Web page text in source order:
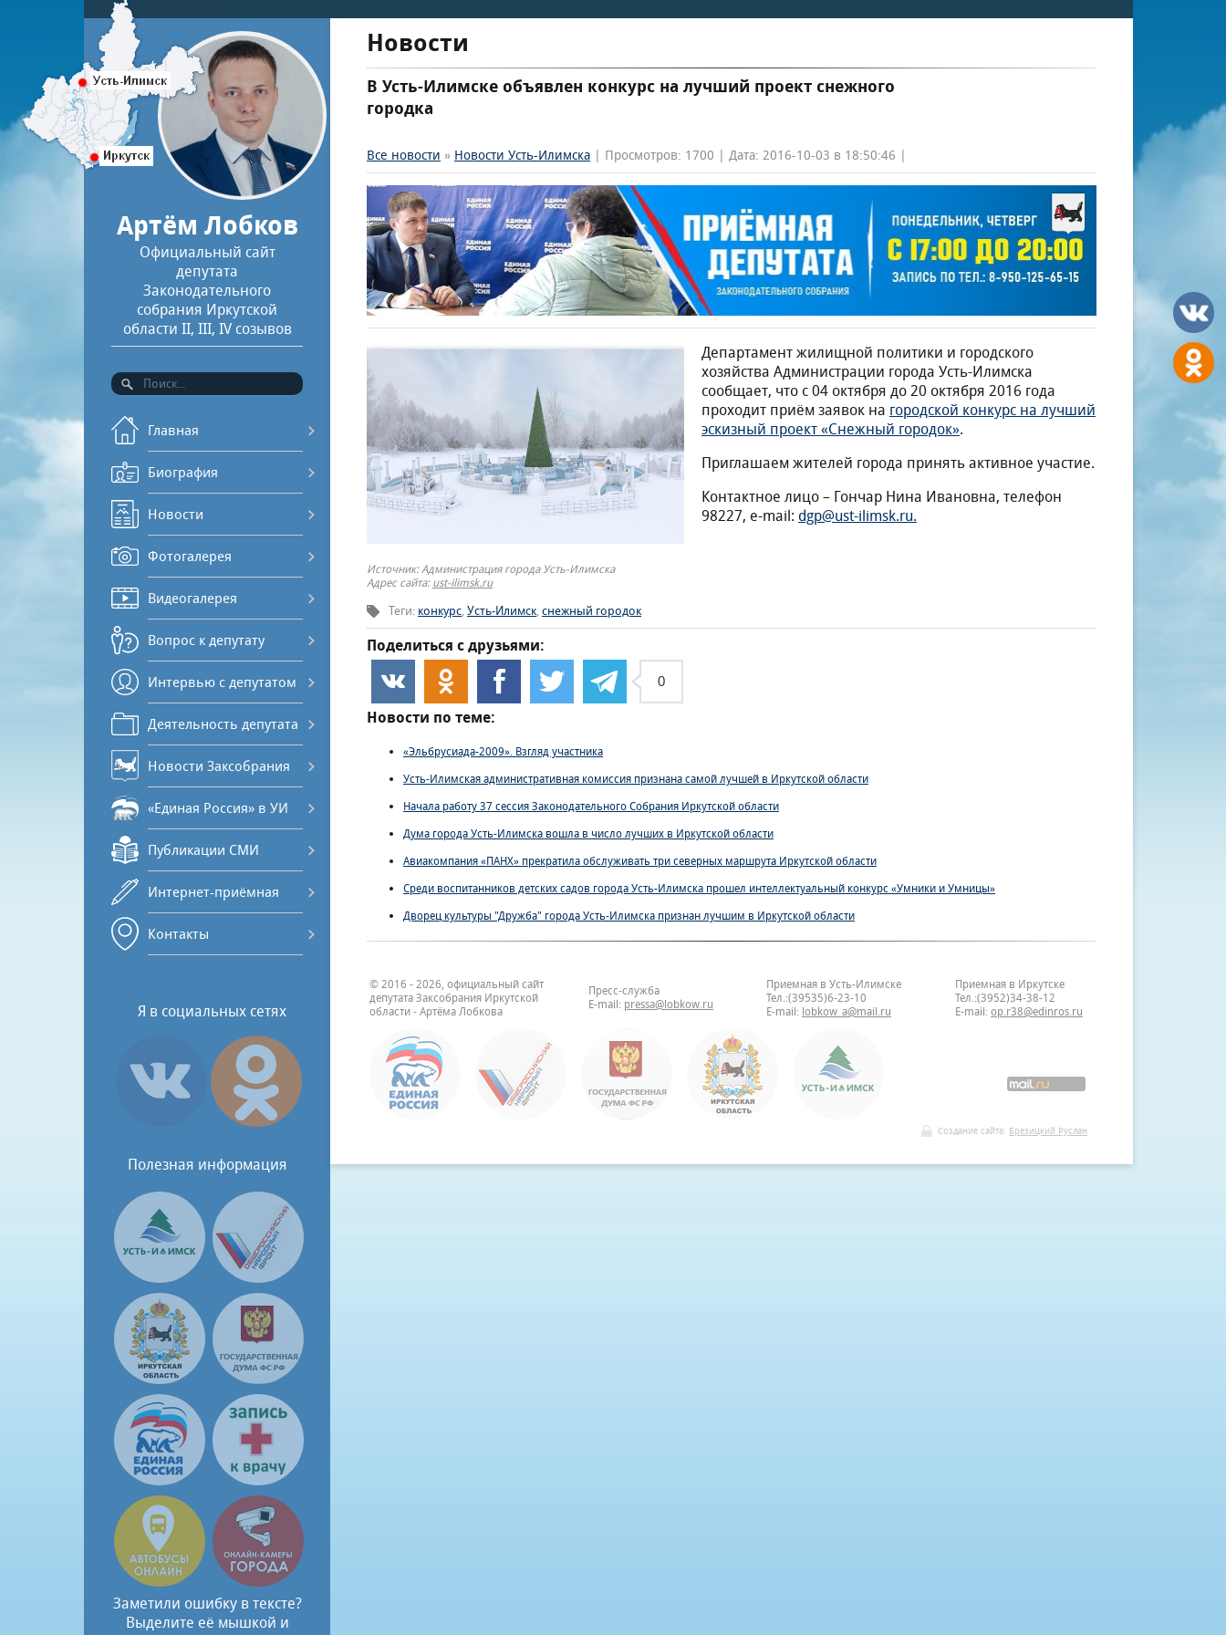
Артём Лобков
Официальный сайт
депутата
Законодательного
собрания Иркутской
области II, III, IV созывов
Главная
Биография
Новости
Фотогалерея
Видеогалерея
Вопрос к депутату
Интервью с депутатом
Деятельность депутата
Новости Заксобрания
«Единая Россия» в УИ
Публикации СМИ
Интернет-приёмная
Контакты
Я в социальных сетях
Полезная информация
Заметили ошибку в тексте?
Выделите её мышкой и
Новости
В Усть-Илимске объявлен конкурс на лучший проект снежного
городка
Все новости » Новости Усть-Илимска | Просмотров: 1700 | Дата: 2016-10-03 в 18:50:46 |
Департамент жилищной политики и городского
хозяйства Администрации города Усть-Илимска
сообщает, что с 04 октября до 20 октября 2016 года
проходит приём заявок на городской конкурс на лучший
эскизный проект «Снежный городок».
Приглашаем жителей города принять активное участие.
Контактное лицо – Гончар Нина Ивановна, телефон
98227, e-mail: dgp@ust-ilimsk.ru.
Источник: Администрация города Усть-Илимска
Адрес сайта: ust-ilimsk.ru
Теги: конкурс,Усть-Илимск,снежный городок
Поделиться с друзьями:
0
Новости по теме:
«Эльбрусиада-2009». Взгляд участника
Усть-Илимская административная комиссия признана самой лучшей в Иркутской области
Начала работу 37 сессия Законодательного Собрания Иркутской области
Дума города Усть-Илимска вошла в число лучших в Иркутской области
Авиакомпания «ПАНХ» прекратила обслуживать три северных маршрута Иркутской области
Среди воспитанников детских садов города Усть-Илимска прошел интеллектуальный конкурс «Умники и Умницы»
Дворец культуры "Дружба" города Усть-Илимска признан лучшим в Иркутской области
© 2016 - 2026, официальный сайт
депутата Заксобрания Иркутской
области - Артёма Лобкова
Пресс-служба
E-mail: pressa@lobkow.ru
Приемная в Усть-Илимске
Тел.:(39535)6-23-10
E-mail: lobkow_a@mail.ru
Приемная в Иркутске
Тел.:(3952)34-38-12
E-mail: op.r38@edinros.ru
Создание сайта: Брезицкий Руслан